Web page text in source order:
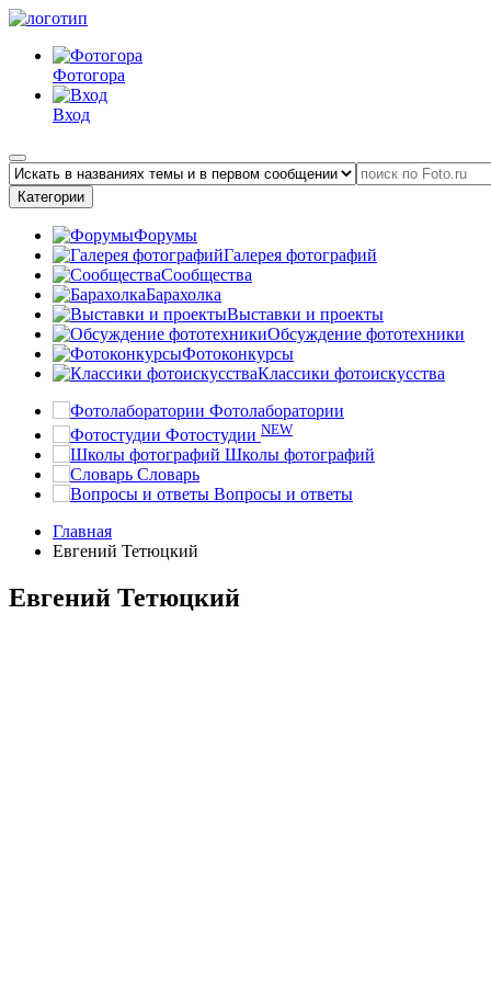
Фотогора
Вход
Категории
Форумы
Галерея фотографий
Сообщества
Барахолка
Выставки и проекты
Обсуждение фототехники
Фотоконкурсы
Классики фотоискусства
Фотолаборатории
Фотостудии NEW
Школы фотографий
Словарь
Вопросы и ответы
Главная
Евгений Тетюцкий
Евгений Тетюцкий